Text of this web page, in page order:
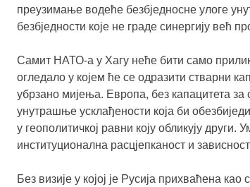
преузимање водеће безбједносне улоге
безбједности које не граде синергију већ
Самит НАТО-а у Хагу неће бити само
огледало у којем ће се одразити стварни
убрзано мијења. Европа, без капацитета
унутрашње усклађености која би
у геополитичкој равни коју обликују други.
институционална расцјепканост и
Без визије у којој је Русија прихваћена